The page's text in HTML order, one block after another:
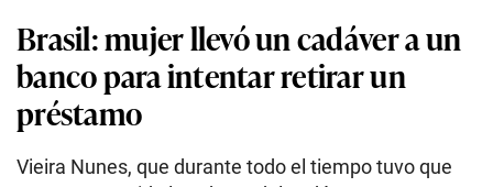
Brasil: mujer llevó un cadáver a un
banco para intentar retirar un
préstamo
Vieira Nunes, que durante todo el tiempo tuvo que